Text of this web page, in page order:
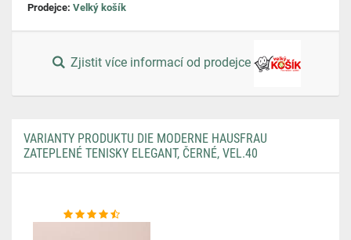
Prodejce: Velký košík
Zjistit více informací od prodejce
VARIANTY PRODUKTU DIE MODERNE HAUSFRAU
ZATEPLENÉ TENISKY ELEGANT, ČERNÉ, VEL.40